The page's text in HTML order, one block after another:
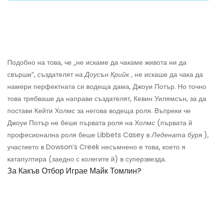
Подобно на това, че „не искаме да чакаме живота ни да
свърши“, създателят наДоусън Крийк , не искаше да чака да
намери перфектната си водеща дама, Джоуи Потър. Но точно
това трябваше да направи създателят, Кевин Уилямсън, за да
постави Кейти Холмс за негова водеща роля. Въпреки че
Джоуи Потър не беше първата роля на Холмс (първата й
професионална роля беше Libbets Casey вЛедената буря ),
участието в Dowson’s Creek несъмнено е това, което я
катапултира (заедно с колегите й) в суперзвезда.
За Какъв Отбор Играе Майк Томлин?